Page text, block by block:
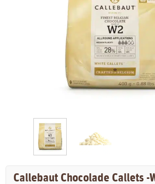
Callebaut Chocolade Callets -